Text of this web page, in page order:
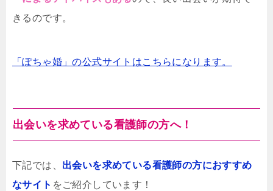
きるのです。
「ぽちゃ婚」の公式サイトはこちらになります。
出会いを求めている看護師の方へ！
下記では、 出会いを求めている看護師の方におすすめ
なサイト をご紹介しています！